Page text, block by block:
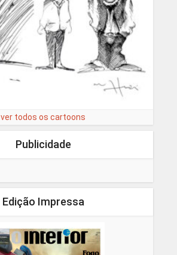
ver todos os cartoons
Publicidade
Edição Impressa